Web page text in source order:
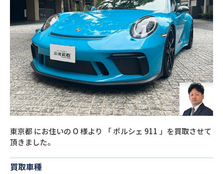
閉じる
東京都にお住いの O様より 「ポルシェ 911 」を買取させて
頂きました。
買取車種